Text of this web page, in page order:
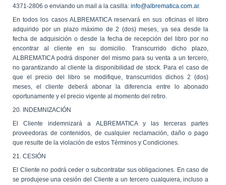
4371-2806 o enviando un mail a la casilla: info@albrematica.com.ar.
En todos los casos ALBREMATICA reservará en sus oficinas el libro
adquirido por un plazo máximo de 2 (dos) meses, ya sea desde la
fecha de adquisición o desde la fecha de recepción del libro por no
encontrar al cliente en su domicilio. Transcurrido dicho plazo,
ALBREMATICA podrá disponer del mismo para su venta a un tercero,
no garantizando al cliente la disponibilidad de stock. Para el caso de
que el precio del libro se modifique, transcurridos dichos 2 (dos)
meses, el cliente deberá abonar la diferencia entre lo abonado
oportunamente y el precio vigente al momento del retiro.
20. INDEMNIZACIÓN
El Cliente indemnizará a ALBREMATICA y las terceras partes
proveedoras de contenidos, de cualquier reclamación, daño o pago
que resulte de la violación de estos Términos y Condiciones.
21. CESIÓN
El Cliente no podrá ceder o subcontratar sus obligaciones. En caso de
se produjese una cesión del Cliente a un tercero cualquiera, incluso a